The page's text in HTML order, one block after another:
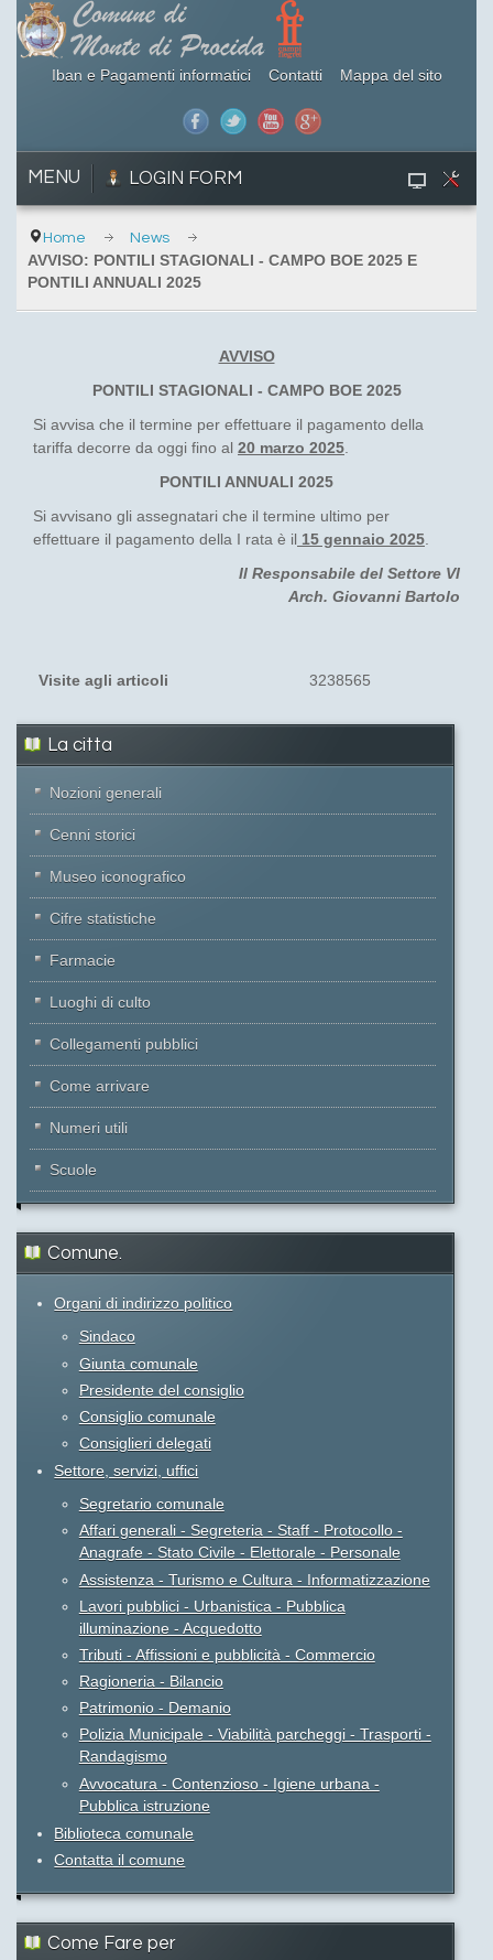
Iban e Pagamenti informatici Contatti Mappa del sito
MENU LOGIN FORM
Home News
AVVISO: PONTILI STAGIONALI - CAMPO BOE 2025 E
PONTILI ANNUALI 2025
AVVISO
PONTILI STAGIONALI - CAMPO BOE 2025
Si avvisa che il termine per effettuare il pagamento della
tariffa decorre da oggi fino al 20 marzo 2025.
PONTILI ANNUALI 2025
Si avvisano gli assegnatari che il termine ultimo per
effettuare il pagamento della I rata è il 15 gennaio 2025.
Il Responsabile del Settore VI
Arch. Giovanni Bartolo
Visite agli articoli 3238565
La citta
Nozioni generali
Cenni storici
Museo iconografico
Cifre statistiche
Farmacie
Luoghi di culto
Collegamenti pubblici
Come arrivare
Numeri utili
Scuole
Comune.
Organi di indirizzo politico
Sindaco
Giunta comunale
Presidente del consiglio
Consiglio comunale
Consiglieri delegati
Settore, servizi, uffici
Segretario comunale
Affari generali - Segreteria - Staff - Protocollo -
Anagrafe - Stato Civile - Elettorale - Personale
Assistenza - Turismo e Cultura - Informatizzazione
Lavori pubblici - Urbanistica - Pubblica
illuminazione - Acquedotto
Tributi - Affissioni e pubblicità - Commercio
Ragioneria - Bilancio
Patrimonio - Demanio
Polizia Municipale - Viabilità parcheggi - Trasporti -
Randagismo
Avvocatura - Contenzioso - Igiene urbana -
Pubblica istruzione
Biblioteca comunale
Contatta il comune
Come Fare per